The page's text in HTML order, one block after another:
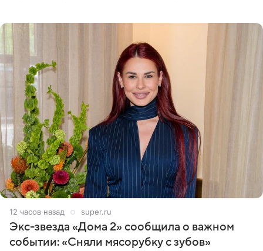
12 часов назад super.ru
Экс-звезда «Дома 2» сообщила о важном
событии: «Сняли мясорубку с зубов»